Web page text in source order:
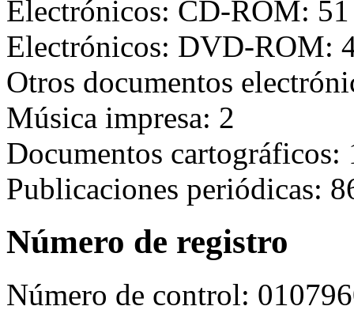
Electrónicos: CD-ROM: 51
Electrónicos: DVD-ROM:
Otros documentos
Música impresa: 2
Documentos cartográficos:
Publicaciones periódicas:
Número de registro
Número de control: